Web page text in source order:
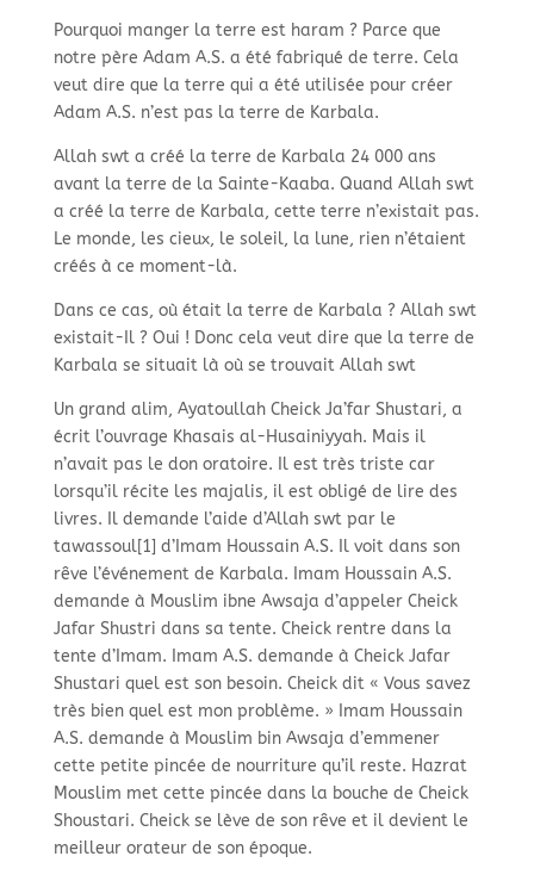
Pourquoi manger la terre est haram ? Parce que
notre père Adam A.S. a été fabriqué de terre. Cela
veut dire que la terre qui a été utilisée pour créer
Adam A.S. n’est pas la terre de Karbala.
Allah swt a créé la terre de Karbala 24 000 ans
avant la terre de la Sainte-Kaaba. Quand Allah swt
a créé la terre de Karbala, cette terre n’existait pas.
Le monde, les cieux, le soleil, la lune, rien n’étaient
créés à ce moment-là.
Dans ce cas, où était la terre de Karbala ? Allah swt
existait- Il ? Oui ! Donc cela veut dire que la terre de
Karbala se situait là où se trouvait Allah swt
Un grand alim, Ayatoullah Cheick Ja’far Shustari, a
écrit l’ouvrage Khasais al-Husainiyyah. Mais il
n’avait pas le don oratoire. Il est très triste car
lorsqu’il récite les majalis, il est obligé de lire des
livres. Il demande l’aide d’Allah swt par le
tawassoul[1] d’Imam Houssain A.S. Il voit dans son
rêve l’événement de Karbala. Imam Houssain A.S.
demande à Mouslim ibne Awsaja d’appeler Cheick
Jafar Shustri dans sa tente. Cheick rentre dans la
tente d’Imam. Imam A.S. demande à Cheick Jafar
Shustari quel est son besoin. Cheick dit « Vous savez
très bien quel est mon problème. » Imam Houssain
A.S. demande à Mouslim bin Awsaja d’emmener
cette petite pincée de nourriture qu’il reste. Hazrat
Mouslim met cette pincée dans la bouche de Cheick
Shoustari. Cheick se lève de son rêve et il devient le
meilleur orateur de son époque.